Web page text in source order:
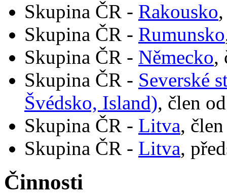
Skupina ČR - Rakousko
Skupina ČR - Rumunsko
Skupina ČR - Německo,
Skupina ČR - Severské
Švédsko, Island), člen
Skupina ČR - Litva,
Skupina ČR - Litva,
Činnosti